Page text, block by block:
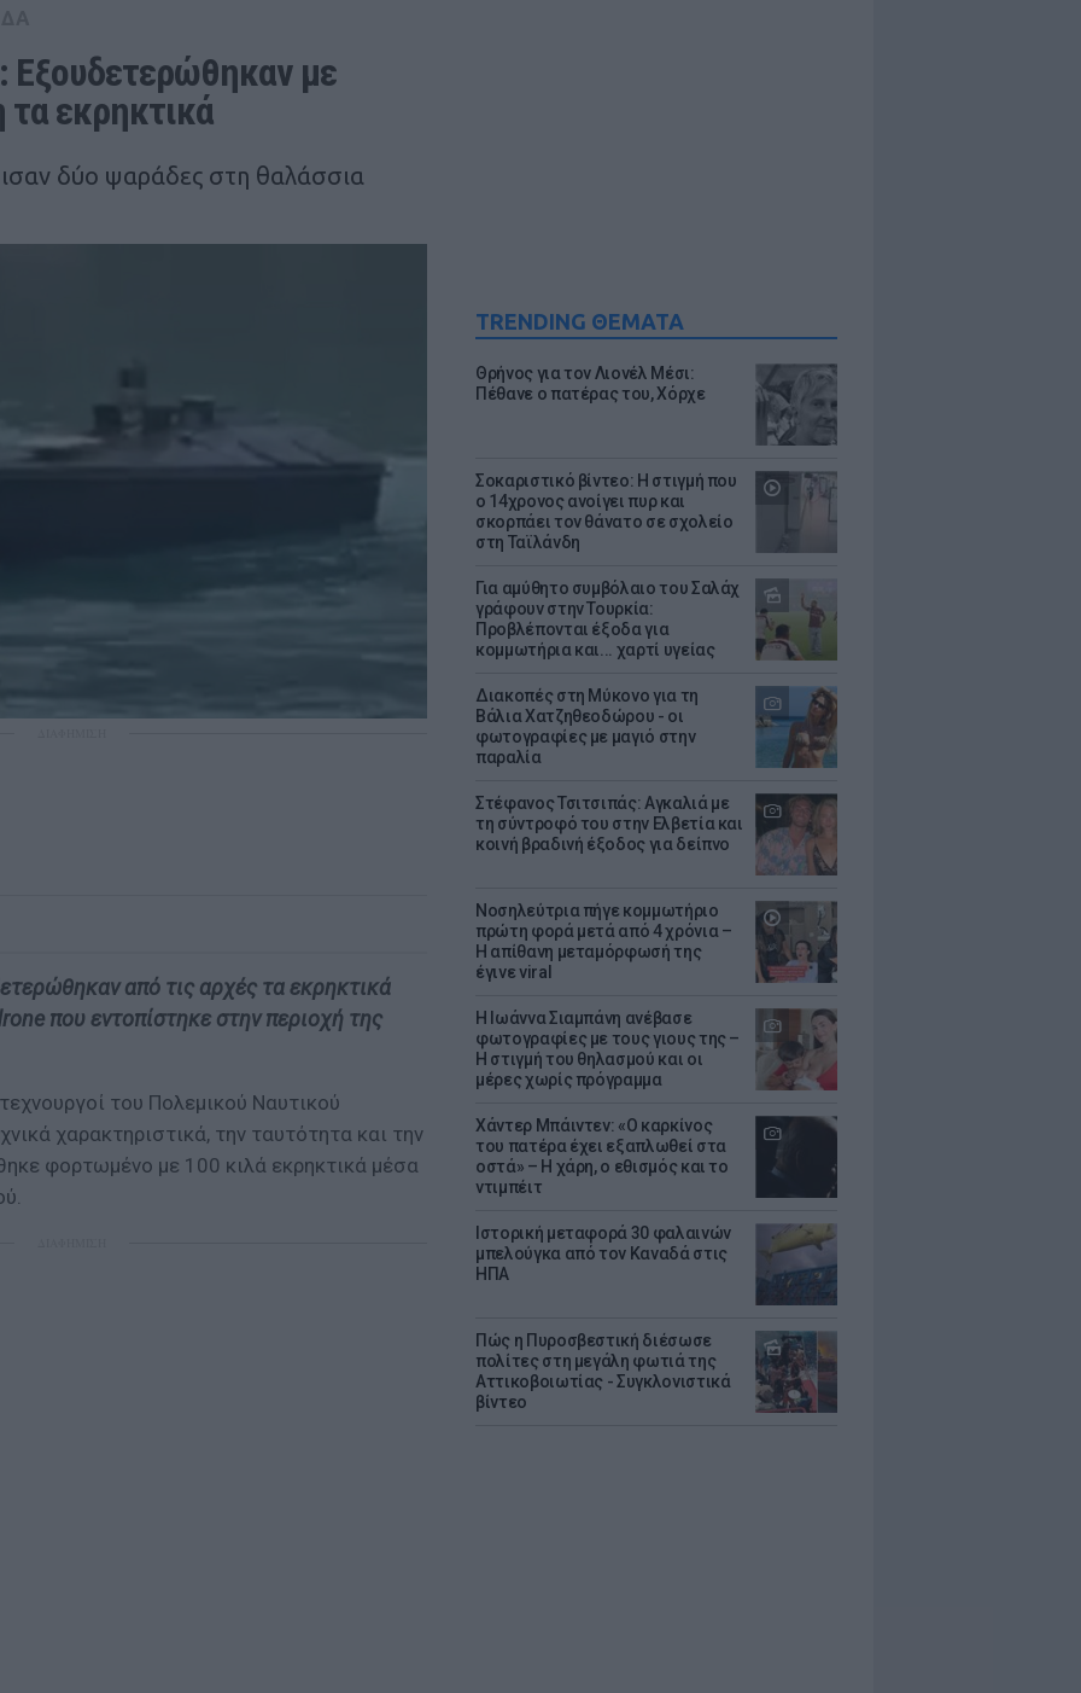
TRENDING ΘΕΜΑΤΑ
Θρήνος για τον Λιονέλ Μέσι:
Πέθανε ο πατέρας του, Χόρχε
Σοκαριστικό βίντεο: Η στιγμή που
ο 14χρονος ανοίγει πυρ και
σκορπάει τον θάνατο σε σχολείο
στη Ταϊλάνδη
Για αμύθητο συμβόλαιο του Σαλάχ
γράφουν στην Τουρκία:
Προβλέπονται έξοδα για
κομμωτήρια και... χαρτί υγείας
Διακοπές στη Μύκονο για τη
Βάλια Χατζηθεοδώρου - οι
φωτογραφίες με μαγιό στην
παραλία
Στέφανος Τσιτσιπάς: Αγκαλιά με
τη σύντροφό του στην Ελβετία και
κοινή βραδινή έξοδος για δείπνο
Νοσηλεύτρια πήγε κομμωτήριο
πρώτη φορά μετά από 4 χρόνια –
Η απίθανη μεταμόρφωσή της
έγινε viral
H Ιωάννα Σιαμπάνη ανέβασε
φωτογραφίες με τους γιους της –
Η στιγμή του θηλασμού και οι
μέρες χωρίς πρόγραμμα
Χάντερ Μπάιντεν: «Ο καρκίνος
του πατέρα έχει εξαπλωθεί στα
οστά» – Η χάρη, ο εθισμός και το
ντιμπέιτ
Ιστορική μεταφορά 30 φαλαινών
μπελούγκα από τον Καναδά στις
ΗΠΑ
Πώς η Πυροσβεστική διέσωσε
πολίτες στη μεγάλη φωτιά της
Αττικοβοιωτίας - Συγκλονιστικά
βίντεο
Εξουδετερώθηκαν με
εκρηκτικά
δύο ψαράδες στη θαλάσσια
από τις αρχές τα εκρηκτικά
που εντοπίστηκε στην περιοχή της
του Πολεμικού Ναυτικού
χαρακτηριστικά, την ταυτότητα και την
φορτωμένο με 100 κιλά εκρηκτικά μέσα